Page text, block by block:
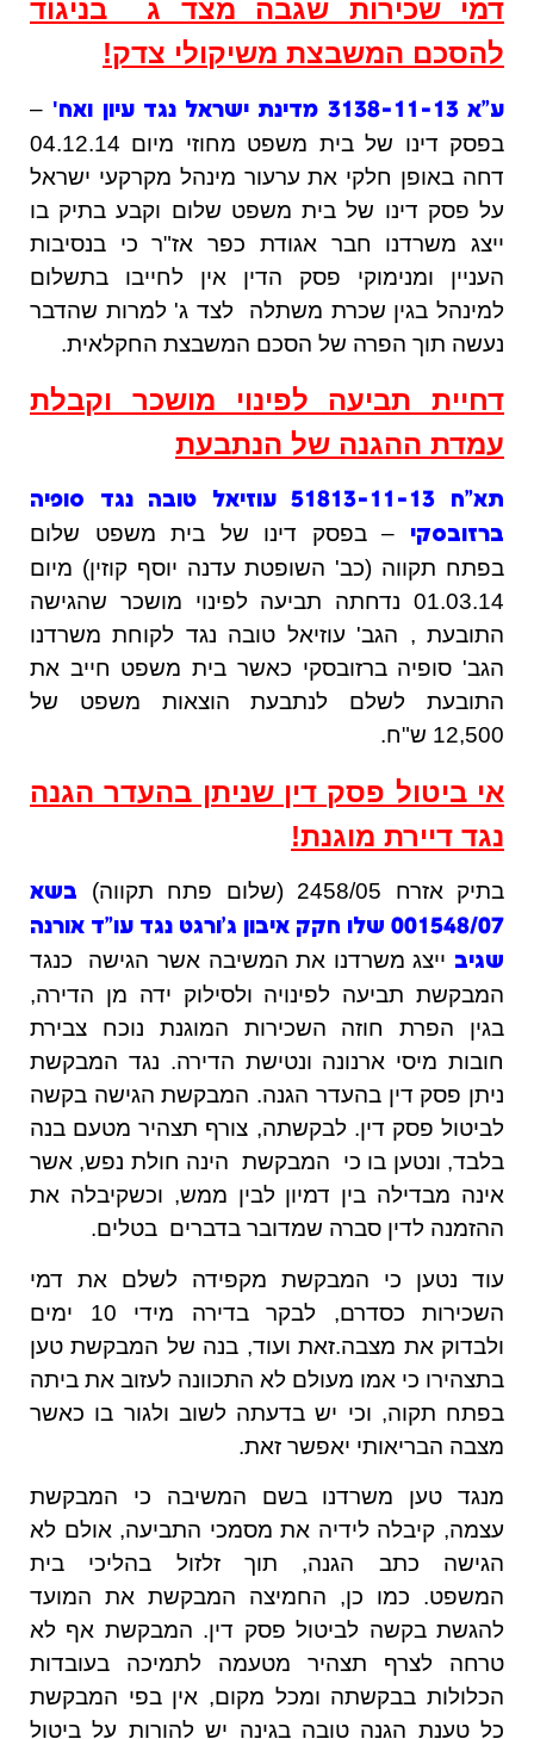
דמי שכירות שגבה מצד ג בניגוד
להסכם המשבצת משיקולי צדק!
ע"א 3138-11-13 מדינת ישראל נגד עיון ואח '
–
בפסק דינו של בית משפט מחוזי מיום 04.12.14
דחה באופן חלקי את ערעור מינהל מקרקעי ישראל
על פסק דינו של בית משפט שלום וקבע בתיק בו
ייצג משרדנו חבר אגודת כפר אז"ר כי בנסיבות
העניין ומנימוקי פסק הדין אין לחייבו בתשלום
למינהל בגין שכרת משתלה לצד ג' למרות שהדבר
נעשה תוך הפרה של הסכם המשבצת החקלאית.
דחיית תביעה לפינוי מושכר וקבלת
עמדת ההגנה של הנתבעת
תא"ח 51813-11-13 עוזיאל טובה נגד סופיה
ברזובסקי
– בפסק דינו של בית משפט שלום
בפתח תקווה (כב' השופטת עדנה יוסף קוזין) מיום
01.03.14 נדחתה תביעה לפינוי מושכר שהגישה
התובעת , הגב' עוזיאל טובה נגד לקוחת משרדנו
הגב' סופיה ברזובסקי כאשר בית משפט חייב את
התובעת לשלם לנתבעת הוצאות משפט של
12,500 ש"ח.
אי ביטול פסק דין שניתן בהעדר הגנה
נגד דיירת מוגנת!
בתיק אזרח 2458/05 (שלום פתח תקווה)
בשא
001548/07 שלו חקק איבון ג'ורגט נגד עו"ד אורנה
שגיבייצג משרדנו את המשיבה אשר הגישה כנגד
המבקשת תביעה לפינויה ולסילוק ידה מן הדירה,
בגין הפרת חוזה השכירות המוגנת נוכח צבירת
חובות מיסי ארנונה ונטישת הדירה. נגד המבקשת
ניתן פסק דין בהעדר הגנה. המבקשת הגישה בקשה
לביטול פסק דין. לבקשתה, צורף תצהיר מטעם בנה
בלבד, ונטען בו כי המבקשת הינה חולת נפש, אשר
אינה מבדילה בין דמיון לבין ממש, וכשקיבלה את
ההזמנה לדין סברה שמדובר בדברים בטלים.
עוד נטען כי המבקשת מקפידה לשלם את דמי
השכירות כסדרם, לבקר בדירה מידי 10 ימים
ולבדוק את מצבה.זאת ועוד, בנה של המבקשת טען
בתצהירו כי אמו מעולם לא התכוונה לעזוב את ביתה
בפתח תקוה, וכי יש בדעתה לשוב ולגור בו כאשר
מצבה הבריאותי יאפשר זאת.
מנגד טען משרדנו בשם המשיבה כי המבקשת
עצמה, קיבלה לידיה את מסמכי התביעה, אולם לא
הגישה כתב הגנה, תוך זלזול בהליכי בית
המשפט. כמו כן, החמיצה המבקשת את המועד
להגשת בקשה לביטול פסק דין. המבקשת אף לא
טרחה לצרף תצהיר מטעמה לתמיכה בעובדות
הכלולות בבקשתה ומכל מקום, אין בפי המבקשת
כל טענת הגנה טובה בגינה יש להורות על ביטול